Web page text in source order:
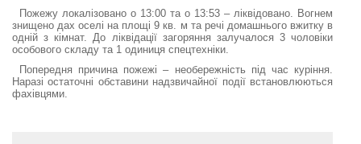
Пожежу локалізовано о 13:00 та о 13:53 – ліквідовано. Вогнем
знищено дах оселі на площі 9 кв. м та речі домашнього вжитку в
одній з кімнат. До ліквідації загоряння залучалося 3 чоловіки
особового складу та 1 одиниця спецтехніки.
Попередня причина пожежі – необережність під час куріння.
Наразі остаточні обставини надзвичайної події встановлюються
фахівцями.